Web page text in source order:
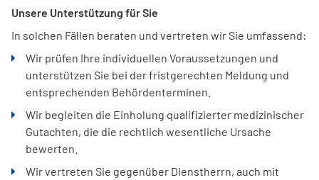
Unsere Unterstützung für Sie
In solchen Fällen beraten und vertreten wir Sie umfassend:
Wir prüfen Ihre individuellen Voraussetzungen und
unterstützen Sie bei der fristgerechten Meldung und
entsprechenden Behördenterminen.
Wir begleiten die Einholung qualifizierter medizinischer
Gutachten, die die rechtlich wesentliche Ursache
bewerten.
Wir vertreten Sie gegenüber Dienstherrn, auch mit